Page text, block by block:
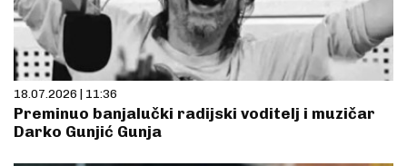
18.07.2026 | 11:36
Preminuo banjalučki radijski voditelj i muzičar
Darko Gunjić Gunja